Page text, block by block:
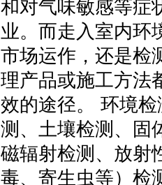
和对气味敏感等症
业。而走入室内环
市场运作，还是检
理产品或施工方法
效的途径。 环境
测、土壤检测、固
磁辐射检测、放射
毒、寄生虫等）检